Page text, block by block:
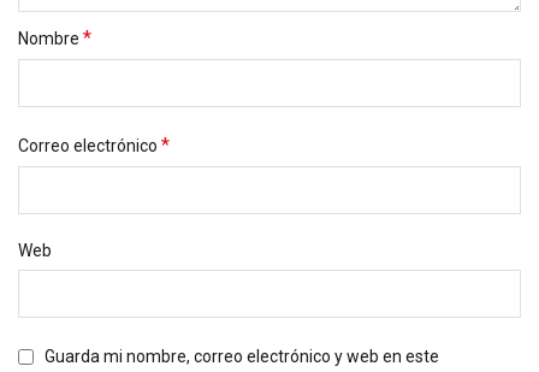
Nombre *
Correo electrónico *
Web
Guarda mi nombre, correo electrónico y web en este